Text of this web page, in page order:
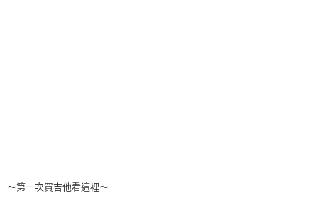
～第一次買吉他看這裡～